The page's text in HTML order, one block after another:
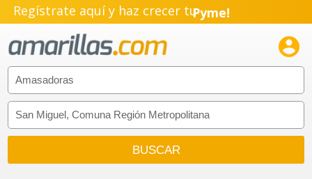
Regístrate aquí y haz crecer tuPyme!
Emprendimiento!
